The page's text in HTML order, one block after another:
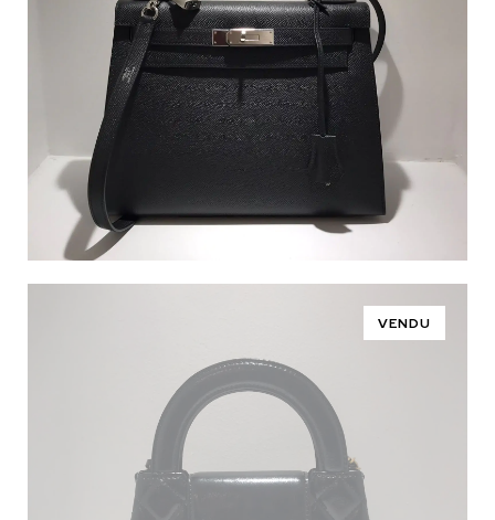
VENDU